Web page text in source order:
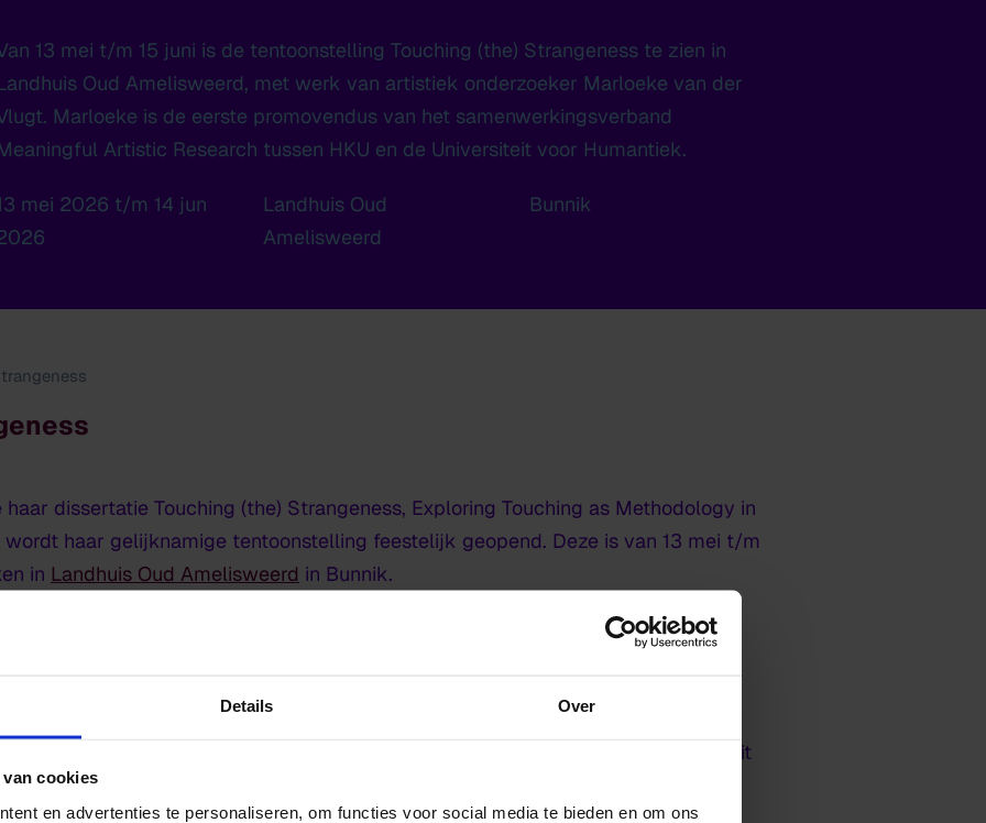
Details Over
cookies
en advertenties te personaliseren, om functies voor social media te bieden en om ons
13 mei t/m 15 juni is de tentoonstelling Touching (the) Strangeness te zien in
Oud Amelisweerd, met werk van artistiek onderzoeker Marloeke van der
Marloeke is de eerste promovendus van het samenwerkingsverband
Artistic Research tussen HKU en de Universiteit voor Humantiek.
mei 2026 t/m 14 jun
Landhuis Oud
Amelisweerd
Bunnik
haar dissertatie Touching (the) Strangeness, Exploring Touching as Methodology in
wordt haar gelijknamige tentoonstelling feestelijk geopend. Deze is van 13 mei t/m
in Landhuis Oud Amelisweerd in Bunnik.
van zijn-doen-denken
onderzoekt Marloeke van der Vlugt aanraking als een manier van zijn-doen-
of nabijheid. Vanuit een interdisciplinaire artistieke praktijk verbindt ze kennis uit
en scenografie met theorieën uit fenomenologie, kunstfilosofie en